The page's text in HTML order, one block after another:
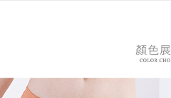
３．收到繳費通知簡訊後14天內，點擊
※ 請注意：結帳手續完成當下不需立刻
購買商品的店家。未經商家同意取消之
每筆NT$80，滿NT$899(含以上)免
每筆NT$80，滿NT$899(含以上)免